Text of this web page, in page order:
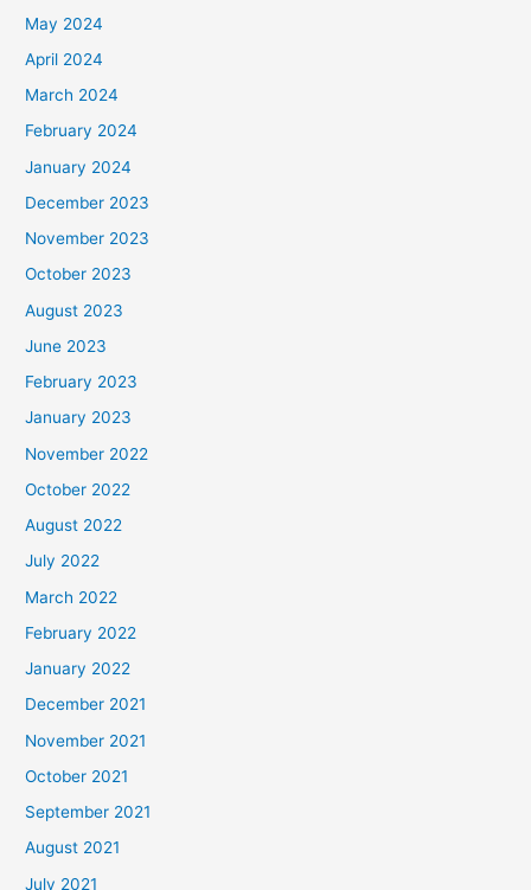
May 2024
April 2024
March 2024
February 2024
January 2024
December 2023
November 2023
October 2023
August 2023
June 2023
February 2023
January 2023
November 2022
October 2022
August 2022
July 2022
March 2022
February 2022
January 2022
December 2021
November 2021
October 2021
September 2021
August 2021
July 2021